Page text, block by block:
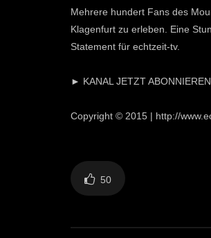
Mehrere hundert Fans des
Klagenfurt zu erleben. Eine
Statement für echtzeit-tv.
► KANAL JETZT
Copyright © 2015 | http://
50